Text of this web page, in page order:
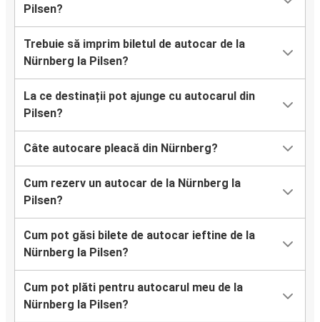
Pilsen?
Trebuie să imprim biletul de autocar de la
Nürnberg la Pilsen?
La ce destinații pot ajunge cu autocarul din
Pilsen?
Câte autocare pleacă din Nürnberg?
Cum rezerv un autocar de la Nürnberg la
Pilsen?
Cum pot găsi bilete de autocar ieftine de la
Nürnberg la Pilsen?
Cum pot plăti pentru autocarul meu de la
Nürnberg la Pilsen?